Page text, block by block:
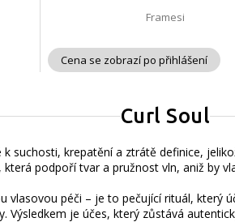
Framesi
Cena se zobrazí po přihlášení
Curl Soul
k suchosti, krepatění a ztrátě definice,
podpoří tvar a pružnost vln, aniž by
vlasovou péči – je to pečující rituál, který
Výsledkem je účes, který zůstává